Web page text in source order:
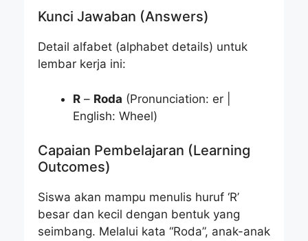
Kunci Jawaban (Answers)
Detail alfabet (alphabet details) untuk
lembar kerja ini:
R – Roda (Pronunciation: er |
English: Wheel)
Capaian Pembelajaran (Learning
Outcomes)
Siswa akan mampu menulis huruf ‘R’
besar dan kecil dengan bentuk yang
seimbang. Melalui kata “Roda”, anak-anak